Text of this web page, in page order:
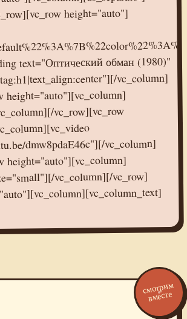
height="auto"]
text="Оптический обман (1980)"
vc_column]
height="auto"][vc_column]
vc_row][vc_row
dmw8pdaE46c"][/vc_column]
height="auto"][vc_column]
vc_column][/vc_row]
смотрим
вместе